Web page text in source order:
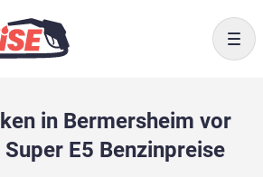
in Bermersheim vor
E5 Benzinpreise